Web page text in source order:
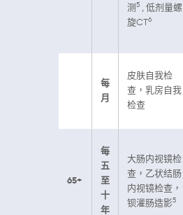
测 5 , 低剂量螺
旋CT6
每
月
皮肤自我检
查，乳房自我
检查
65+
每
五
至
十
年
大肠内视镜检
查，乙状结肠
内视镜检查，
钡灌肠造影5